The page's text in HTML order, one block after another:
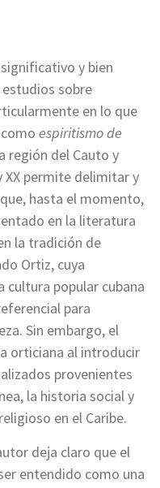
y bien
sobre
en lo que
espiritismo de
región del Cauto y
XX permite delimitar y
hasta el momento,
en la literatura
la tradición de
Ortiz, cuya
popular cubana
para
Sin embargo, el
orticiana al introducir
provenientes
la historia social y
en el Caribe.
deja claro que el
entendido como una